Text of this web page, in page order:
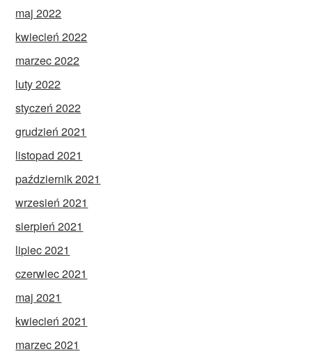
maj 2022
kwiecień 2022
marzec 2022
luty 2022
styczeń 2022
grudzień 2021
listopad 2021
październik 2021
wrzesień 2021
sierpień 2021
lipiec 2021
czerwiec 2021
maj 2021
kwiecień 2021
marzec 2021